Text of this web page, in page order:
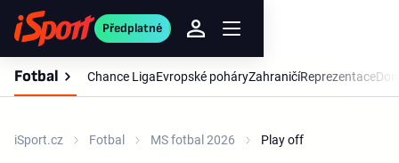
Předplatné
Fotbal Chance LigaEvropské poháryZahraničíReprezentace
iSport.cz Fotbal MS fotbal 2026 Play off